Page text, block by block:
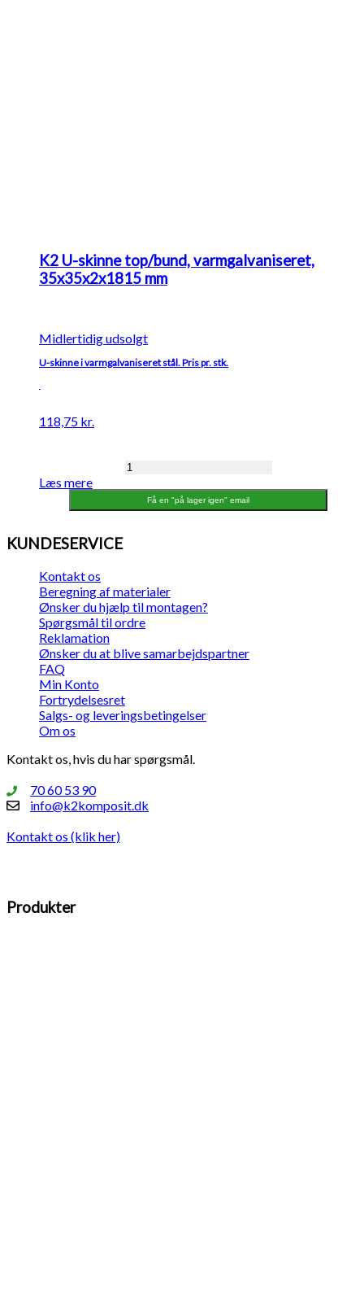
K2 U-skinne top/bund, varmgalvaniseret,
35x35x2x1815 mm
Midlertidig udsolgt
U-skinne i varmgalvaniseret stål. Pris pr. stk.
118,75 kr.
skinne
top/bund,
Læs mere
Få en "på lager igen" email
KUNDESERVICE
Kontakt os
Beregning af materialer
Ønsker du hjælp til montagen?
Spørgsmål til ordre
Reklamation
Ønsker du at blive samarbejdspartner
FAQ
Min Konto
Fortrydelsesret
Salgs- og leveringsbetingelser
Om os
Kontakt os, hvis du har spørgsmål.
70 60 53 90
info@k2komposit.dk
Kontakt os (klik her)
Produkter